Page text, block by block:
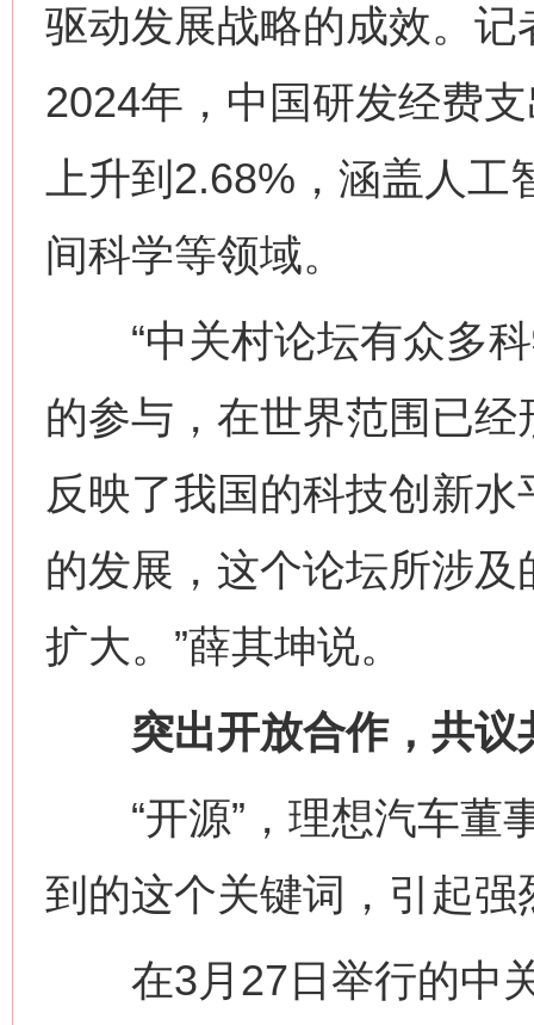
驱动发展战略的成效。
2024年，中国研发经费
上升到2.68%，涵盖人
间科学等领域。
“中关村论坛有众多科
的参与，在世界范围已
反映了我国的科技创新
的发展，这个论坛所涉
扩大。”薛其坤说。
突出开放合作，共议
“开源”，理想汽车董
到的这个关键词，引起强
在3月27日举行的中关